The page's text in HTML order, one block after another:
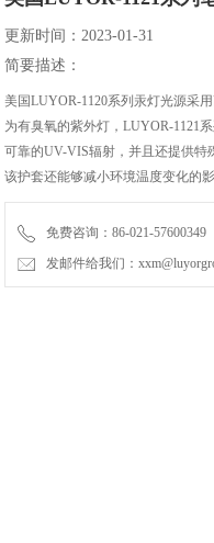
更新时间：2023-01-31
简要描述：
美国LUYOR-1120系列汞灯光源采
为有臭氧的紫外灯，LUYOR-1121
可靠的UV-VIS辐射，并且还提供特
该护套还能够减小环境温度变化的
免费咨询：86-021-57600349
发邮件给我们：